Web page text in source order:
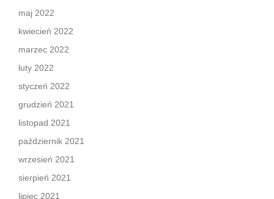
maj 2022
kwiecień 2022
marzec 2022
luty 2022
styczeń 2022
grudzień 2021
listopad 2021
październik 2021
wrzesień 2021
sierpień 2021
lipiec 2021